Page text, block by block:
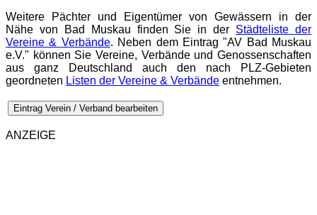
Weitere Pächter und Eigentümer von Gewässern in der
Nähe von Bad Muskau finden Sie in der Städteliste der
Vereine & Verbände. Neben dem Eintrag "AV Bad Muskau
e.V." können Sie Vereine, Verbände und Genossenschaften
aus ganz Deutschland auch den nach PLZ-Gebieten
geordneten Listen der Vereine & Verbände entnehmen.
Eintrag Verein / Verband bearbeiten
ANZEIGE